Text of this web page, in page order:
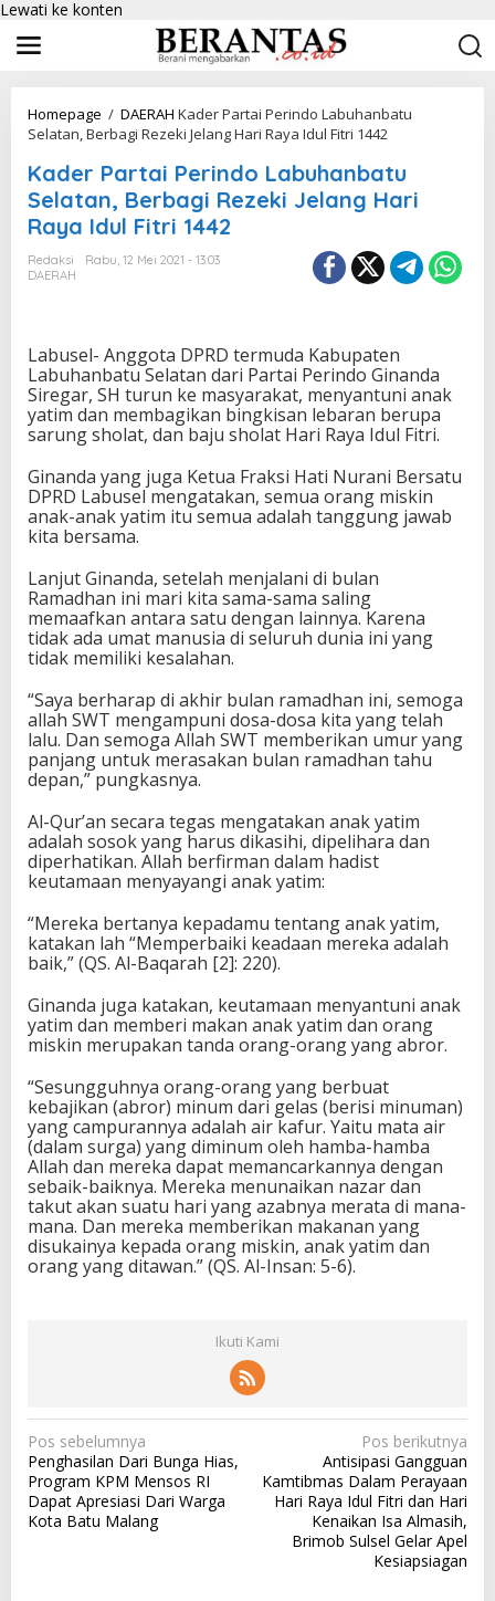
Lewati ke konten
Homepage / DAERAH Kader Partai Perindo Labuhanbatu
Selatan, Berbagi Rezeki Jelang Hari Raya Idul Fitri 1442
Kader Partai Perindo Labuhanbatu
Selatan, Berbagi Rezeki Jelang Hari
Raya Idul Fitri 1442
Redaksi
Rabu, 12 Mei 2021 - 13:03
DAERAH
Labusel- Anggota DPRD termuda Kabupaten
Labuhanbatu Selatan dari Partai Perindo Ginanda
Siregar, SH turun ke masyarakat, menyantuni anak
yatim dan membagikan bingkisan lebaran berupa
sarung sholat, dan baju sholat Hari Raya Idul Fitri.
Ginanda yang juga Ketua Fraksi Hati Nurani Bersatu
DPRD Labusel mengatakan, semua orang miskin
anak-anak yatim itu semua adalah tanggung jawab
kita bersama.
Lanjut Ginanda, setelah menjalani di bulan
Ramadhan ini mari kita sama-sama saling
memaafkan antara satu dengan lainnya. Karena
tidak ada umat manusia di seluruh dunia ini yang
tidak memiliki kesalahan.
“Saya berharap di akhir bulan ramadhan ini, semoga
allah SWT mengampuni dosa-dosa kita yang telah
lalu. Dan semoga Allah SWT memberikan umur yang
panjang untuk merasakan bulan ramadhan tahu
depan,” pungkasnya.
Al-Qur’an secara tegas mengatakan anak yatim
adalah sosok yang harus dikasihi, dipelihara dan
diperhatikan. Allah berfirman dalam hadist
keutamaan menyayangi anak yatim:
“Mereka bertanya kepadamu tentang anak yatim,
katakan lah “Memperbaiki keadaan mereka adalah
baik,” (QS. Al-Baqarah [2]: 220).
Ginanda juga katakan, keutamaan menyantuni anak
yatim dan memberi makan anak yatim dan orang
miskin merupakan tanda orang-orang yang abror.
“Sesungguhnya orang-orang yang berbuat
kebajikan (abror) minum dari gelas (berisi minuman)
yang campurannya adalah air kafur. Yaitu mata air
(dalam surga) yang diminum oleh hamba-hamba
Allah dan mereka dapat memancarkannya dengan
sebaik-baiknya. Mereka menunaikan nazar dan
takut akan suatu hari yang azabnya merata di mana-
mana. Dan mereka memberikan makanan yang
disukainya kepada orang miskin, anak yatim dan
orang yang ditawan.” (QS. Al-Insan: 5-6).
Ikuti Kami
N
a
v
i
Pos sebelumnya
Penghasilan Dari Bunga Hias,
Program KPM Mensos RI
Dapat Apresiasi Dari Warga
Kota Batu Malang
Pos berikutnya
Antisipasi Gangguan
Kamtibmas Dalam Perayaan
Hari Raya Idul Fitri dan Hari
Kenaikan Isa Almasih,
Brimob Sulsel Gelar Apel
Kesiapsiagan